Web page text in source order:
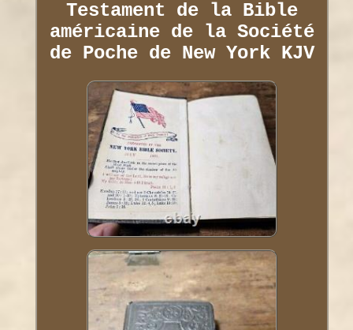
Testament de la Bible
américaine de la Société
de Poche de New York KJV